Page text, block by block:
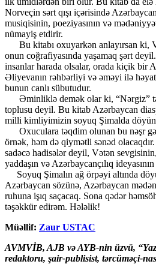
Norveçin sərt qışı içərisində
musiqisinin, poeziyasının və
nümayiş etdirir.
Bu kitabı oxuyarkən anlayırsan ki,
onun coğrafiyasında yaşamaq şərt
insanlar harada olsalar, orada kiçik bir
Əliyevanın rəhbərliyi və əməyi ilə
bunun canlı sübutudur.
Əminliklə demək olar ki, “Nərgiz”
toplusu deyil. Bu kitab Azərbaycan
milli kimliyimizin soyuq Şimalda
Oxuculara təqdim olunan bu nəşr
örnək, həm də qiymətli sənəd
sadəcə hadisələr deyil, Vətən
yaddaşın və Azərbaycançılıq
Soyuq Şimalın ağ örpəyi altında
Azərbaycan sözünə, Azərbaycan
ruhuna işıq saçacaq. Sona qədər
təşəkkür edirəm. Hələlik!
Müəllif: Zaur USTAC
AVMVİB, AJB və AYB-nin üzvü,
redaktoru, şair-publisist, tərcüməçi-